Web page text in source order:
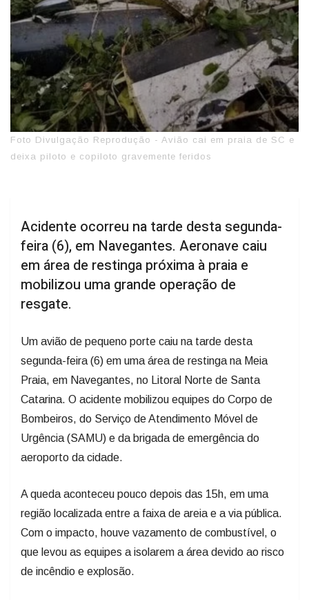
Foto Divulgação Reprodução - Avião cai em praia de SC e
deixa piloto e copiloto gravemente feridos
Acidente ocorreu na tarde desta segunda-
feira (6), em Navegantes. Aeronave caiu
em área de restinga próxima à praia e
mobilizou uma grande operação de
resgate.
Um avião de pequeno porte caiu na tarde desta
segunda-feira (6) em uma área de restinga na Meia
Praia, em Navegantes, no Litoral Norte de Santa
Catarina. O acidente mobilizou equipes do Corpo de
Bombeiros, do Serviço de Atendimento Móvel de
Urgência (SAMU) e da brigada de emergência do
aeroporto da cidade.
A queda aconteceu pouco depois das 15h, em uma
região localizada entre a faixa de areia e a via pública.
Com o impacto, houve vazamento de combustível, o
que levou as equipes a isolarem a área devido ao risco
de incêndio e explosão.